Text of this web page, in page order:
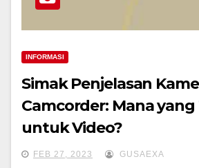
INFORMASI
Simak Penjelasan
Camcorder: Mana
untuk Video?
FEB 27, 2023 GUSAEXA